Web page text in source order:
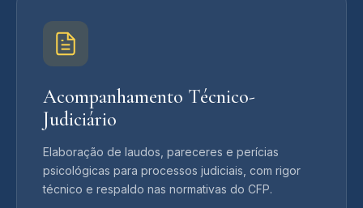
Acompanhamento Técnico-
Judiciário
Elaboração de laudos, pareceres e perícias
psicológicas para processos judiciais, com rigor
técnico e respaldo nas normativas do CFP.